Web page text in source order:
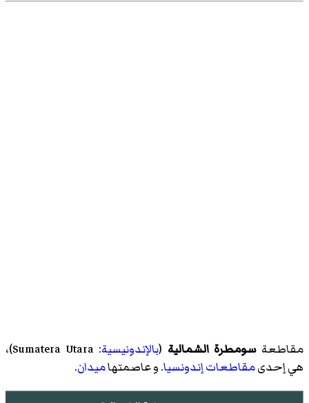
مقاطعةسومطرة الشمالية (بالإندونيسية:
Sumatera Utara)‏،
هي إحدىمقاطعات إندونسيا. و عاصمتهاميدان.